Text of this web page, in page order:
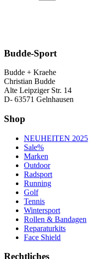
Budde-Sport
Budde + Kraehe
Christian Budde
Alte Leipziger Str. 14
D- 63571 Gelnhausen
Shop
NEUHEITEN 2025
Sale%
Marken
Outdoor
Radsport
Running
Golf
Tennis
Wintersport
Rollen & Bandagen
Reparaturkits
Face Shield
Rechtliches